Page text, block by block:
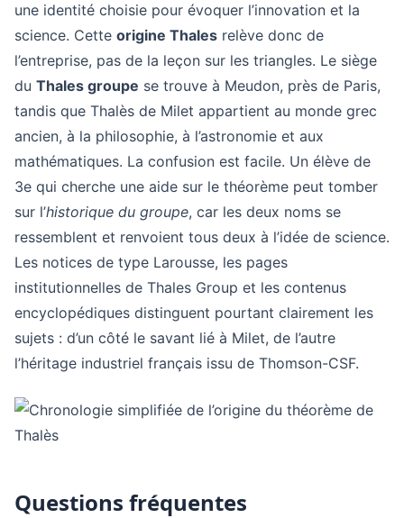
une identité choisie pour évoquer l’innovation et la
science. Cette origine Thales relève donc de
l’entreprise, pas de la leçon sur les triangles. Le siège
du Thales groupe se trouve à Meudon, près de Paris,
tandis que Thalès de Milet appartient au monde grec
ancien, à la philosophie, à l’astronomie et aux
mathématiques. La confusion est facile. Un élève de
3e qui cherche une aide sur le théorème peut tomber
sur l’historique du groupe, car les deux noms se
ressemblent et renvoient tous deux à l’idée de science.
Les notices de type Larousse, les pages
institutionnelles de Thales Group et les contenus
encyclopédiques distinguent pourtant clairement les
sujets : d’un côté le savant lié à Milet, de l’autre
l’héritage industriel français issu de Thomson-CSF.
Questions fréquentes